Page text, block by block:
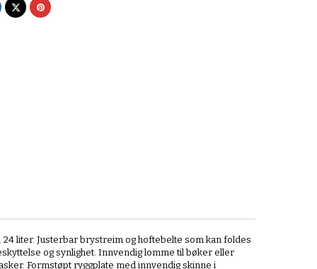
TvitrePinterest
liter. Justerbar brystreim og hoftebelte som kan foldes
og synlighet. Innvendig lomme til bøker eller
Formstøpt ryggplate med innvendig skinne i